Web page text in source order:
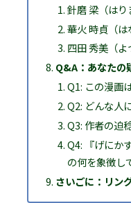
針磨 梁（はり
華火 時貞（は
四田 秀美（よ
Q&A：あなたの
Q1: この漫画
Q2: どんな人
Q3: 作者の迫
Q4: 『げにか
の何を象徴し
さいごに：リン